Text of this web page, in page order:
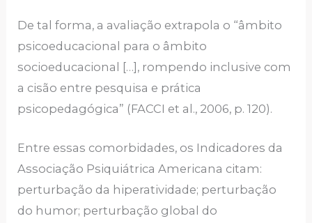
De tal forma, a avaliação extrapola o “âmbito
psicoeducacional para o âmbito
socioeducacional […], rompendo inclusive com
a cisão entre pesquisa e prática
psicopedagógica” (FACCI et al., 2006, p. 120).
Entre essas comorbidades, os Indicadores da
Associação Psiquiátrica Americana citam:
perturbação da hiperatividade; perturbação
do humor; perturbação global do